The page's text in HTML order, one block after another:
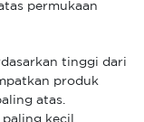
permukaan
tinggi dari
produk
atas.
kecil